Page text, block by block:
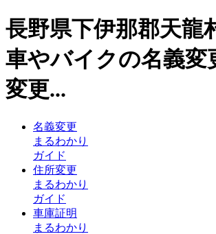
長野県下伊那郡天龍
車やバイクの名義変
変更...
名義変更
まるわかり
ガイド
住所変更
まるわかり
ガイド
車庫証明
まるわかり